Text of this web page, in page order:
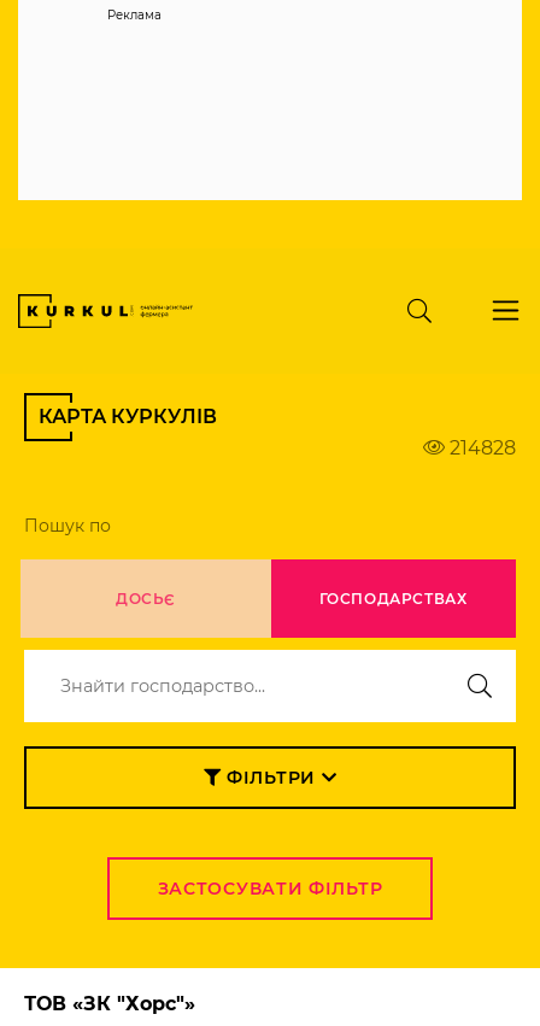
Реклама
КАРТА КУРКУЛІВ
214828
Пошук по
ГОСПОДАРСТВАХ
ДОСЬЄ
ФІЛЬТРИ
ЗАСТОСУВАТИ ФІЛЬТР
ТОВ «ЗК "Хорс"»